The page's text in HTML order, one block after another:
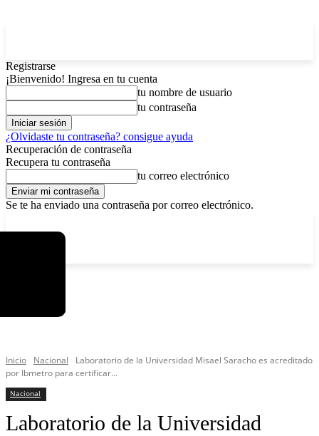
Registrarse
¡Bienvenido! Ingresa en tu cuenta
tu nombre de usuario
tu contraseña
¿Olvidaste tu contraseña? consigue ayuda
Recuperación de contraseña
Recupera tu contraseña
tu correo electrónico
Se te ha enviado una contraseña por correo electrónico.
Inicio Nacional
Laboratorio de la Universidad Misael Saracho es acreditado
por Ibmetro para certificar...
Nacional
Laboratorio de la Universidad